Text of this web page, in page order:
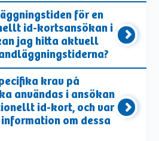
för en
id-kortsansökan i
jag hitta aktuell
krav på
användas i ansökan
id-kort, och var
om dessa